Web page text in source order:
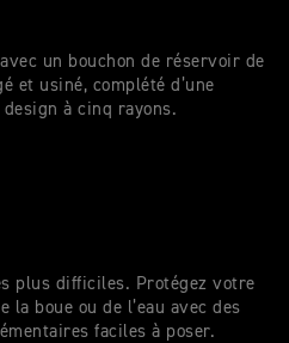
un bouchon de réservoir de
et usiné, complété d’une
à cinq rayons.
plus difficiles. Protégez votre
boue ou de l’eau avec des
faciles à poser.